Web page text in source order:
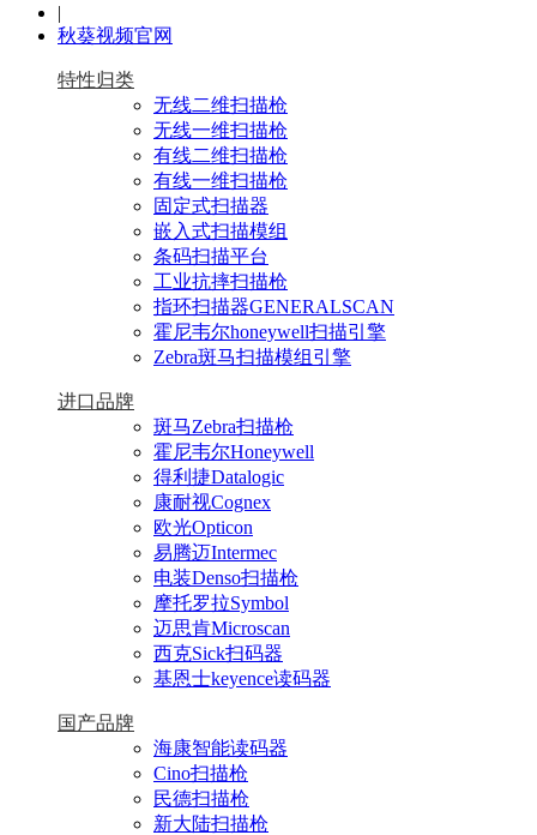
|
秋葵视频官网
特性归类
无线二维扫描枪
无线一维扫描枪
有线二维扫描枪
有线一维扫描枪
固定式扫描器
嵌入式扫描模组
条码扫描平台
工业抗摔扫描枪
指环扫描器GENERALSCAN
霍尼韦尔honeywell扫描引擎
Zebra斑马扫描模组引擎
进口品牌
斑马Zebra扫描枪
霍尼韦尔Honeywell
得利捷Datalogic
康耐视Cognex
欧光Opticon
易腾迈Intermec
电装Denso扫描枪
摩托罗拉Symbol
迈思肯Microscan
西克Sick扫码器
基恩士keyence读码器
国产品牌
海康智能读码器
Cino扫描枪
民德扫描枪
新大陆扫描枪